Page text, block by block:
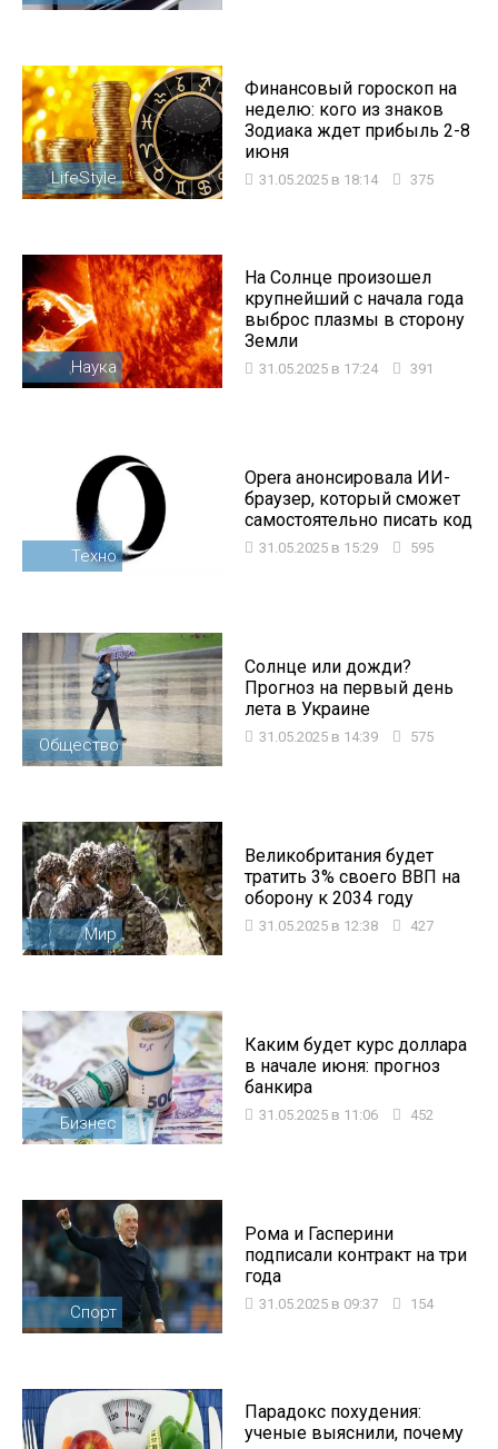
LifeStyle
Финансовый гороскоп на
неделю: кого из знаков
Зодиака ждет прибыль 2-8
июня
31.05.2025 в 18:14 375
Наука
На Солнце произошел
крупнейший с начала года
выброс плазмы в сторону
Земли
31.05.2025 в 17:24 391
Техно
Opera анонсировала ИИ-
браузер, который сможет
самостоятельно писать код
31.05.2025 в 15:29 595
Общество
Солнце или дожди?
Прогноз на первый день
лета в Украине
31.05.2025 в 14:39 575
Мир
Великобритания будет
тратить 3% своего ВВП на
оборону к 2034 году
31.05.2025 в 12:38 427
Бизнес
Каким будет курс доллара
в начале июня: прогноз
банкира
31.05.2025 в 11:06 452
Спорт
Рома и Гасперини
подписали контракт на три
года
31.05.2025 в 09:37 154
Парадокс похудения:
ученые выяснили, почему